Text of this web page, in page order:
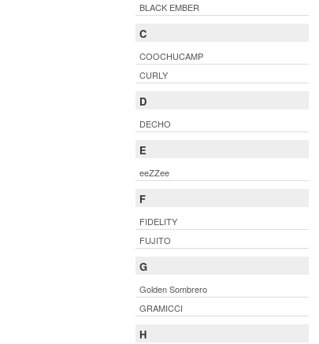
BLACK EMBER
C
COOCHUCAMP
CURLY
D
DECHO
E
eeZZee
F
FIDELITY
FUJITO
G
Golden Sombrero
GRAMICCI
H